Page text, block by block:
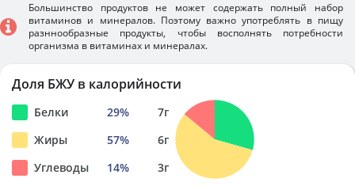
Большинство продуктов не может содержать полный набор
витаминов и минералов. Поэтому важно употреблять в пищу
разннообразные продукты, чтобы восполнять потребности
организма в витаминах и минералах.
Доля БЖУ в калорийности
Белки 29% 7г
Жиры
57% 6г
Углеводы
14% 3г